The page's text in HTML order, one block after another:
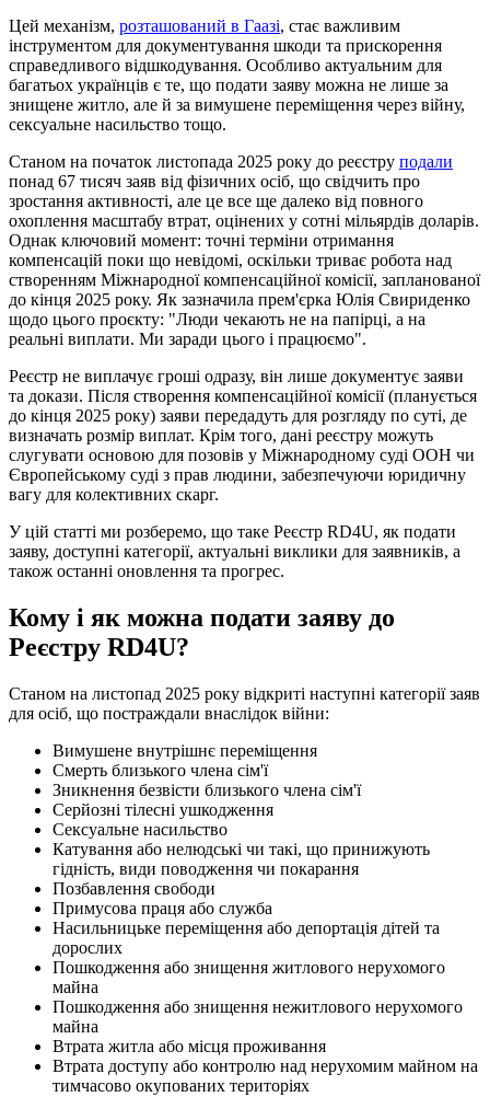
Цей механізм, розташований в Гаазі, стає важливим
інструментом для документування шкоди та прискорення
справедливого відшкодування. Особливо актуальним для
багатьох українців є те, що подати заяву можна не лише за
знищене житло, але й за вимушене переміщення через війну,
сексуальне насильство тощо.
Станом на початок листопада 2025 року до реєстру подали
понад 67 тисяч заяв від фізичних осіб, що свідчить про
зростання активності, але це все ще далеко від повного
охоплення масштабу втрат, оцінених у сотні мільярдів доларів.
Однак ключовий момент: точні терміни отримання
компенсацій поки що невідомі, оскільки триває робота над
створенням Міжнародної компенсаційної комісії, запланованої
до кінця 2025 року. Як зазначила прем'єрка Юлія Свириденко
щодо цього проєкту: "Люди чекають не на папірці, а на
реальні виплати. Ми заради цього і працюємо".
Реєстр не виплачує гроші одразу, він лише документує заяви
та докази. Після створення компенсаційної комісії (планується
до кінця 2025 року) заяви передадуть для розгляду по суті, де
визначать розмір виплат. Крім того, дані реєстру можуть
слугувати основою для позовів у Міжнародному суді ООН чи
Європейському суді з прав людини, забезпечуючи юридичну
вагу для колективних скарг.
У цій статті ми розберемо, що таке Реєстр RD4U, як подати
заяву, доступні категорії, актуальні виклики для заявників, а
також останні оновлення та прогрес.
Кому і як можна подати заяву до
Реєстру RD4U?
Станом на листопад 2025 року відкриті наступні категорії заяв
для осіб, що постраждали внаслідок війни:
Вимушене внутрішнє переміщення
Смерть близького члена сім'ї
Зникнення безвісти близького члена сім'ї
Серйозні тілесні ушкодження
Сексуальне насильство
Катування або нелюдські чи такі, що принижують
гідність, види поводження чи покарання
Позбавлення свободи
Примусова праця або служба
Насильницьке переміщення або депортація дітей та
дорослих
Пошкодження або знищення житлового нерухомого
майна
Пошкодження або знищення нежитлового нерухомого
майна
Втрата житла або місця проживання
Втрата доступу або контролю над нерухомим майном на
тимчасово окупованих територіях